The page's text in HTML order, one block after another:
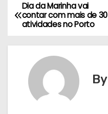
N
a
Dia da Marinha vai
contar com mais de 30
atividades no Porto
By